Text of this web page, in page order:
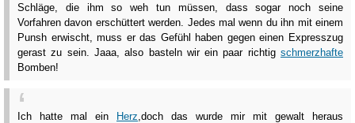
Schläge, die ihm so weh tun müssen, dass sogar noch seine
Vorfahren davon erschüttert werden. Jedes mal wenn du ihn mit einem
Punsh erwischt, muss er das Gefühl haben gegen einen Expresszug
gerast zu sein. Jaaa, also basteln wir ein paar richtig schmerzhafte
Bomben!
Ich hatte mal ein Herz ,doch das wurde mir mit gewalt heraus